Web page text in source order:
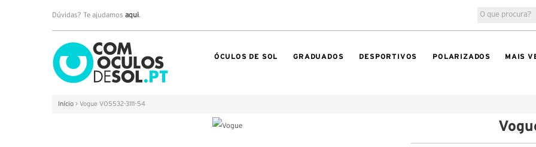
Dúvidas? Te ajudamos aqui.
ÓCULOS DE SOL GRADUADOS DESPORTIVOS POLARIZADOS MAIS
Início > Vogue VO5532-3111-54